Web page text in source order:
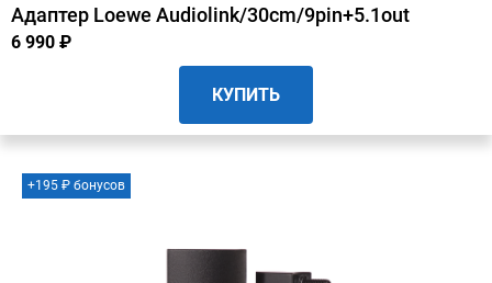
Адаптер Loewe Audiolink/30cm/9pin+5.1out
6 990 ₽
КУПИТЬ
+195 ₽ бонусов